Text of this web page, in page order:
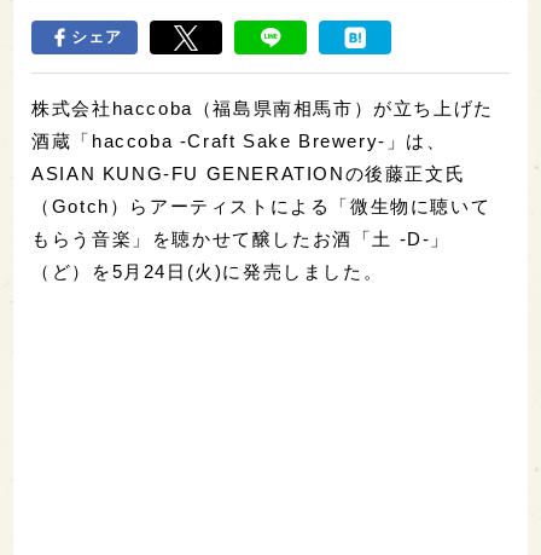
シェア
株式会社haccoba（福島県南相馬市）が立ち上げた
酒蔵「haccoba -Craft Sake Brewery-」は、
ASIAN KUNG-FU GENERATIONの後藤正文氏
（Gotch）らアーティストによる「微生物に聴いて
もらう音楽」を聴かせて醸したお酒「土 -D-」
（ど）を5月24日(火)に発売しました。